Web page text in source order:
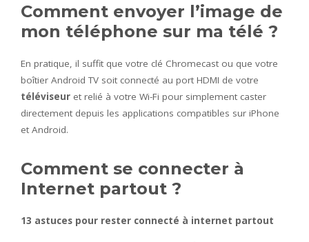
Comment envoyer l’image de
mon téléphone sur ma télé ?
En pratique, il suffit que votre clé Chromecast ou que votre
boîtier Android TV soit connecté au port HDMI de votre
téléviseur et relié à votre Wi-Fi pour simplement caster
directement depuis les applications compatibles sur iPhone
et Android.
Comment se connecter à
Internet partout ?
13 astuces pour rester connecté à internet partout